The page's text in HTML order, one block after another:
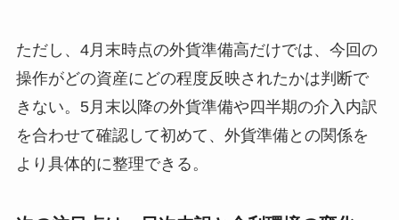
ただし、4月末時点の外貨準備高だけでは、今回の
操作がどの資産にどの程度反映されたかは判断で
きない。5月末以降の外貨準備や四半期の介入内訳
を合わせて確認して初めて、外貨準備との関係を
より具体的に整理できる。